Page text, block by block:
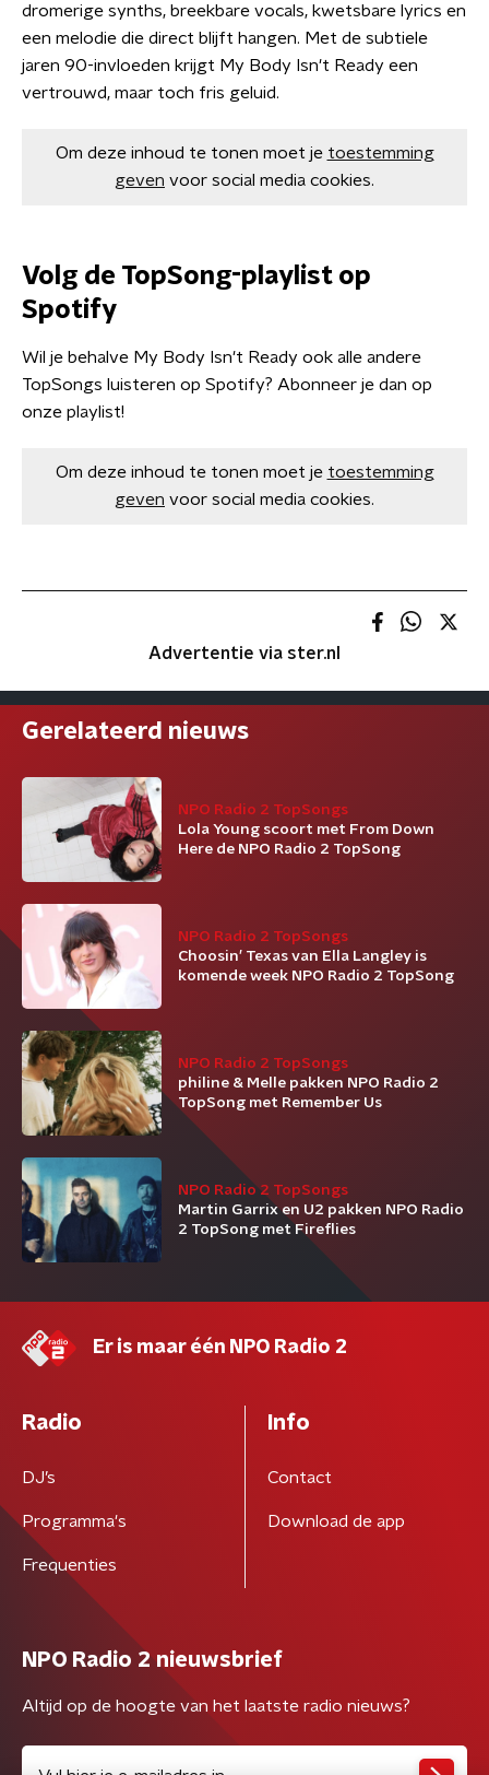
dromerige synths, breekbare vocals, kwetsbare lyrics en
een melodie die direct blijft hangen. Met de subtiele
jaren 90-invloeden krijgt My Body Isn't Ready een
vertrouwd, maar toch fris geluid.
Om deze inhoud te tonen moet je toestemming
geven voor social media cookies.
Volg de TopSong-playlist op
Spotify
Wil je behalve My Body Isn't Ready ook alle andere
TopSongs luisteren op Spotify? Abonneer je dan op
onze playlist!
Om deze inhoud te tonen moet je toestemming
geven voor social media cookies.
Advertentie via ster.nl
Gerelateerd nieuws
NPO Radio 2 TopSongs
Lola Young scoort met From Down
Here de NPO Radio 2 TopSong
NPO Radio 2 TopSongs
Choosin’ Texas van Ella Langley is
komende week NPO Radio 2 TopSong
NPO Radio 2 TopSongs
philine & Melle pakken NPO Radio 2
TopSong met Remember Us
NPO Radio 2 TopSongs
Martin Garrix en U2 pakken NPO Radio
2 TopSong met Fireflies
Er is maar één NPO Radio 2
Radio
DJ’s
Programma's
Frequenties
Info
Contact
Download de app
NPO Radio 2 nieuwsbrief
Altijd op de hoogte van het laatste radio nieuws?